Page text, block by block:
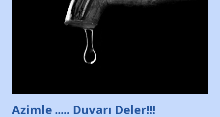
yüzücüleri. Erkekler çoğunlukta. Küçük kız etrafına bakıyor.
Sadece 4 kız çocuğu var. Nesrin, Adana Demirspor’un 4
kızından biri oluyor o gün…Giriyor havuza. 1973 – 1975
Adana Nesrin, 16 yaşında. Yüzüyor. 7 yaşında girdiği
Türkiye 3.lüğü var. 17 yaşında mar...
Azimle ..... Duvarı Deler!!!